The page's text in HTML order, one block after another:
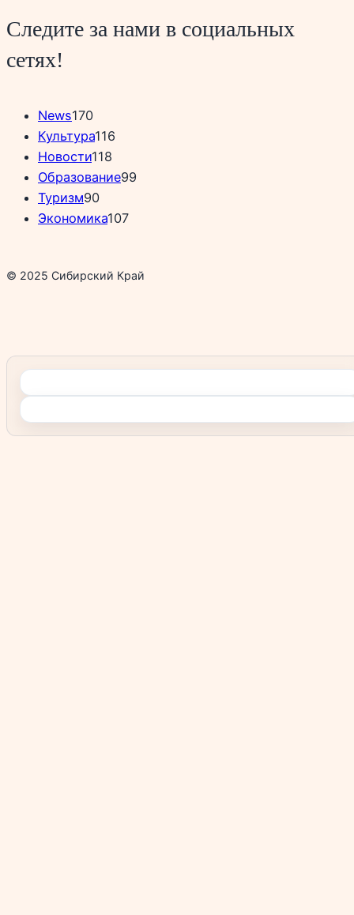
Следите за нами в социальных
сетях!
News170
Культура116
Новости118
Образование99
Туризм90
Экономика107
© 2025 Сибирский Край